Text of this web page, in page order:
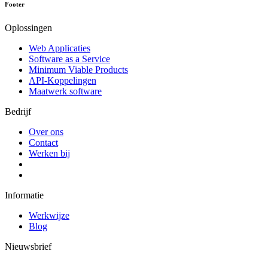
Footer
Oplossingen
Web Applicaties
Software as a Service
Minimum Viable Products
API-Koppelingen
Maatwerk software
Bedrijf
Over ons
Contact
Werken bij
Informatie
Werkwijze
Blog
Nieuwsbrief